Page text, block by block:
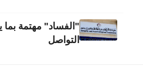
"الفساد" مهتمة
التواصل